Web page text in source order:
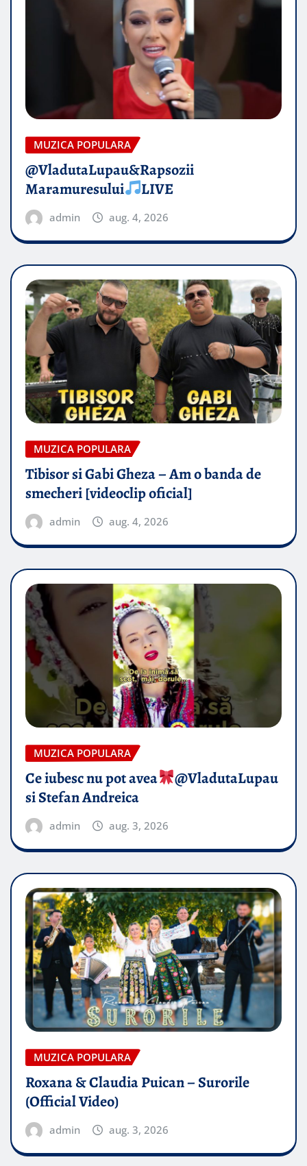
MUZICA POPULARA
@VladutaLupau&Rapsozii
Maramuresului
LIVE
admin aug. 4, 2026
MUZICA POPULARA
Tibisor si Gabi Gheza – Am o banda de
smecheri [videoclip oficial]
admin aug. 4, 2026
MUZICA POPULARA
Ce iubesc nu pot avea
​@VladutaLupau
si Stefan Andreica
admin aug. 3, 2026
MUZICA POPULARA
Roxana & Claudia Puican – Surorile
(Official Video)
admin aug. 3, 2026